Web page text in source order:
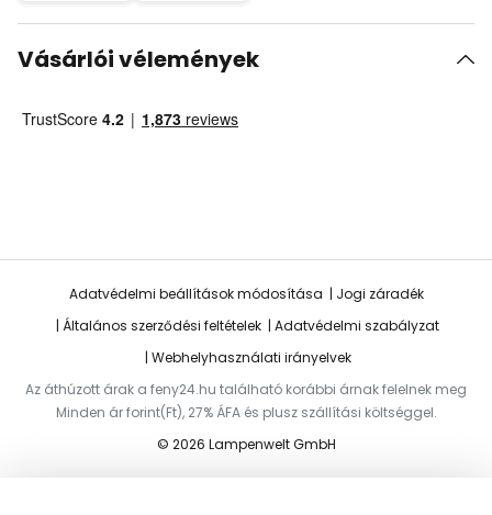
Vásárlói vélemények
Adatvédelmi beállítások módosítása
Jogi záradék
Általános szerződési feltételek
Adatvédelmi szabályzat
Webhelyhasználati irányelvek
Az áthúzott árak a feny24.hu található korábbi árnak felelnek meg
Minden ár forint(Ft), 27% ÁFA és plusz szállítási költséggel.
© 2026 Lampenwelt GmbH